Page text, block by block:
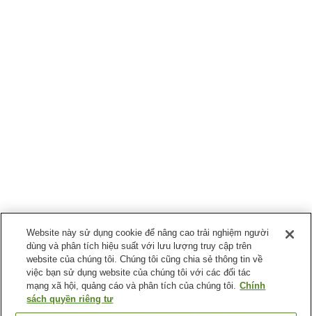
Website này sử dụng cookie để nâng cao trải nghiệm người
dùng và phân tích hiệu suất với lưu lượng truy cập trên
website của chúng tôi. Chúng tôi cũng chia sẻ thông tin về
việc bạn sử dụng website của chúng tôi với các đối tác
mạng xã hội, quảng cáo và phân tích của chúng tôi. Chính
sách quyền riêng tư